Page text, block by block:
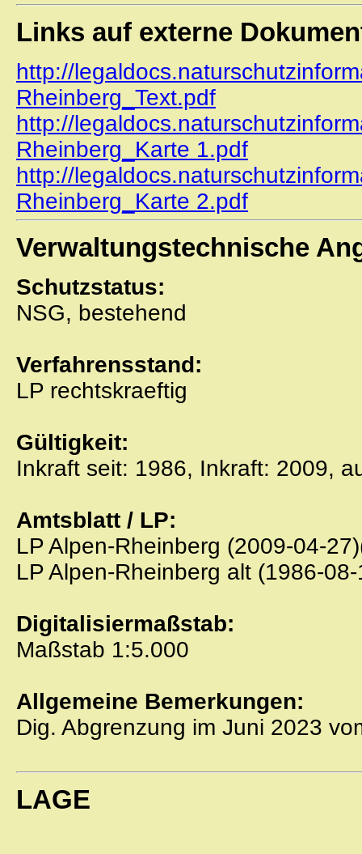
Links auf externe
http://
Rheinberg_Text.pdf
http://
Rheinberg_Karte 1.pdf
http://
Rheinberg_Karte 2.pdf
Verwaltungstechnische
Schutzstatus:
NSG, bestehend
Verfahrensstand:
LP rechtskraeftig
Gültigkeit:
Inkraft seit: 1986, Inkraft: 2009,
Amtsblatt / LP:
LP Alpen-Rheinberg (2009-04-
LP Alpen-Rheinberg alt (1986-
Digitalisiermaßstab:
Maßstab 1:5.000
Allgemeine Bemerkungen:
Dig. Abgrenzung im Juni 2023
LAGE